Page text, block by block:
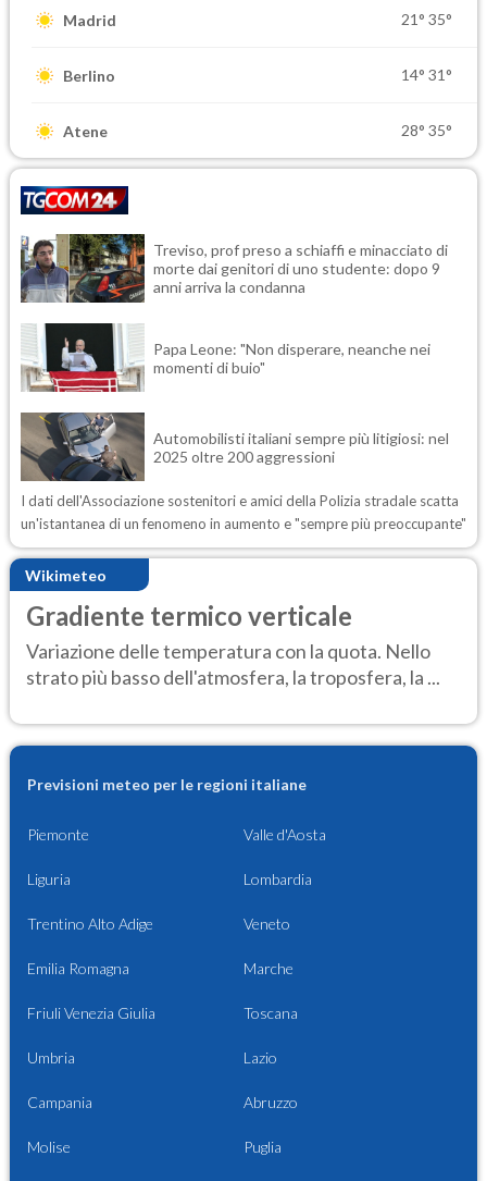
Madrid 21° 35°
Berlino 14° 31°
Atene 28° 35°
Treviso, prof preso a schiaffi e minacciato di
morte dai genitori di uno studente: dopo 9
anni arriva la condanna
Papa Leone: "Non disperare, neanche nei
momenti di buio"
Automobilisti italiani sempre più litigiosi: nel
2025 oltre 200 aggressioni
I dati dell'Associazione sostenitori e amici della Polizia stradale scatta
un'istantanea di un fenomeno in aumento e "sempre più preoccupante"
Wikimeteo
Gradiente termico verticale
Variazione delle temperatura con la quota. Nello
strato più basso dell'atmosfera, la troposfera, la ...
Previsioni meteo per le regioni italiane
Piemonte Valle d'Aosta
Liguria Lombardia
Trentino Alto Adige Veneto
Emilia Romagna Marche
Friuli Venezia Giulia Toscana
Umbria Lazio
Campania Abruzzo
Molise Puglia